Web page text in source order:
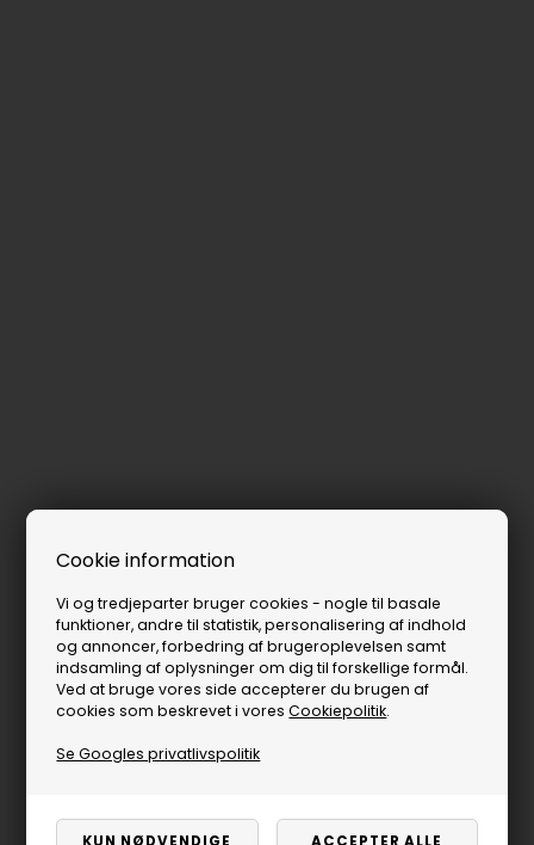
Cookie information
Vi og tredjeparter bruger cookies - nogle til basale
funktioner, andre til statistik, personalisering af indhold
og annoncer, forbedring af brugeroplevelsen samt
indsamling af oplysninger om dig til forskellige formål.
Ved at bruge vores side accepterer du brugen af
cookies som beskrevet i voresCookiepolitik.
Se Googles privatlivspolitik